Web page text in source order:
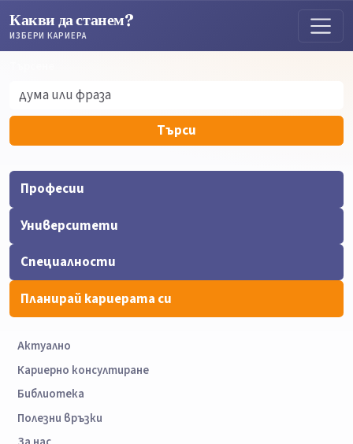
Какви да станем?
ИЗБЕРИ КАРИЕРА
Търси
Професии
Университети
Специалности
Планирай кариерата си
Актуално
Кариерно консултиране
Библиотека
Полезни връзки